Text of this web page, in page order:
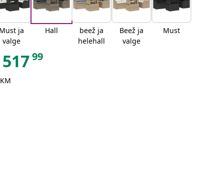
ja
valge
Hall
beež ja
helehall
Beež ja
valge
Must
51799